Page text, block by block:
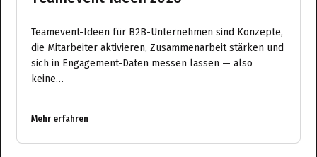
Teamevent-Ideen für B2B-Unternehmen sind Konzepte,
die Mitarbeiter aktivieren, Zusammenarbeit stärken und
sich in Engagement-Daten messen lassen — also
keine…
Mehr erfahren